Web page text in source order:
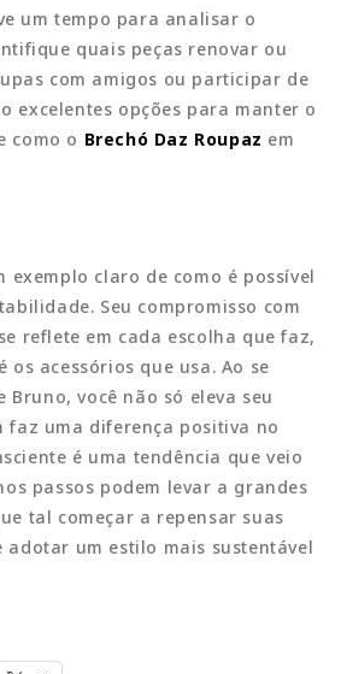
um tempo para analisar o
quais peças renovar ou
com amigos ou participar de
excelentes opções para manter o
como o Brechó Daz Roupaz em
exemplo claro de como é possível
Seu compromisso com
reflete em cada escolha que faz,
os acessórios que usa. Ao se
você não só eleva seu
faz uma diferença positiva no
é uma tendência que veio
passos podem levar a grandes
tal começar a repensar suas
adotar um estilo mais sustentável